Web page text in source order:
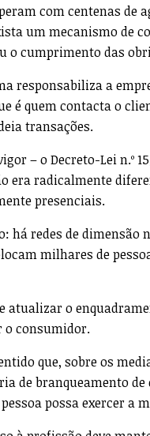
com centenas de
um mecanismo de
o cumprimento das
responsabiliza a
é quem contacta o
transações.
– o Decreto-Lei n.º
era radicalmente
presenciais.
há redes de
milhares de
atualizar o
o consumidor.
que, sobre os
de branqueamento
possa exercer a